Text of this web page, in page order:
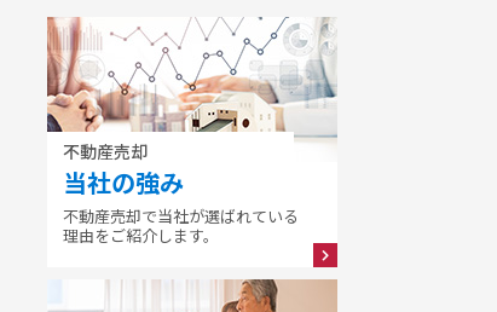
不動産売却
当社の強み
不動産売却で当社が選ばれている
理由をご紹介します。